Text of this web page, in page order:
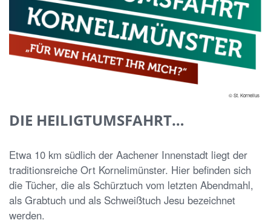
© St. Kornelius
DIE HEILIGTUMSFAHRT…
Etwa 10 km südlich der Aachener Innenstadt liegt der
traditionsreiche Ort Kornelimünster. Hier befinden sich
die Tücher, die als Schürztuch vom letzten Abendmahl,
als Grabtuch und als Schweißtuch Jesu bezeichnet
werden.